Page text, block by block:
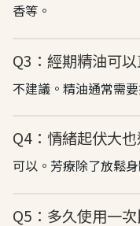
香等。
Q3：經期精油可
不建議。精油通常需
Q4：情緒起伏大
可以。芳療除了放鬆
Q5：多久使用一